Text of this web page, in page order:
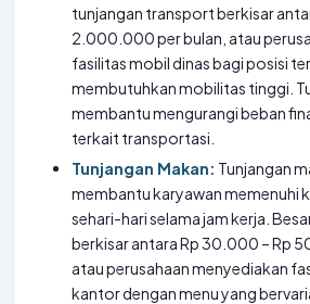
tunjangan transport berkisar
2.000.000 per bulan, atau
fasilitas mobil dinas bagi posisi
membutuhkan mobilitas tinggi.
membantu mengurangi beban
terkait transportasi.
Tunjangan Makan: Tunjangan
membantu karyawan memenuhi
sehari-hari selama jam kerja.
berkisar antara Rp 30.000 – Rp
atau perusahaan menyediakan
kantor dengan menu yang